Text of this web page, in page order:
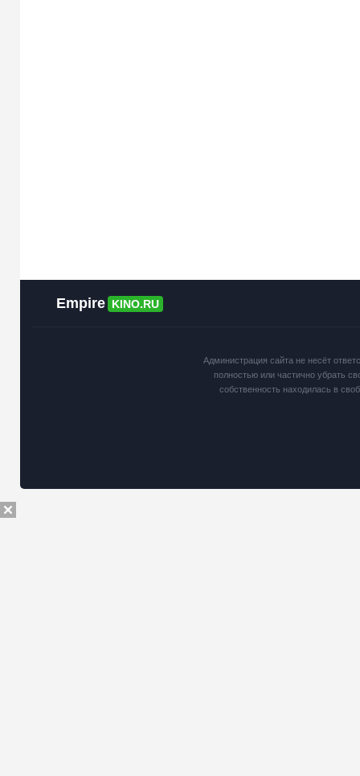
Empire KINO.RU
Администрация сайта не несёт
полностью или частично убрать
собственность находилась в